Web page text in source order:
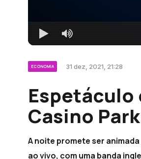
ECONOMIA 31 dez, 2021, 21:28
Espetáculo
Casino
A noite promete ser
ao vivo, com uma banda